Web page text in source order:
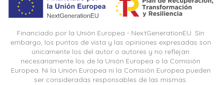
Financiado por la Unión Europea - NextGenerationEU. Sin
embargo, los puntos de vista y las opiniones expresadas son
únicamente los del autor o autores y no reflejan
necesariamente los de la Unión Europea o la Comisión
Europea. Ni la Unión Europea ni la Comisión Europea pueden
ser consideradas responsables de las mismas.